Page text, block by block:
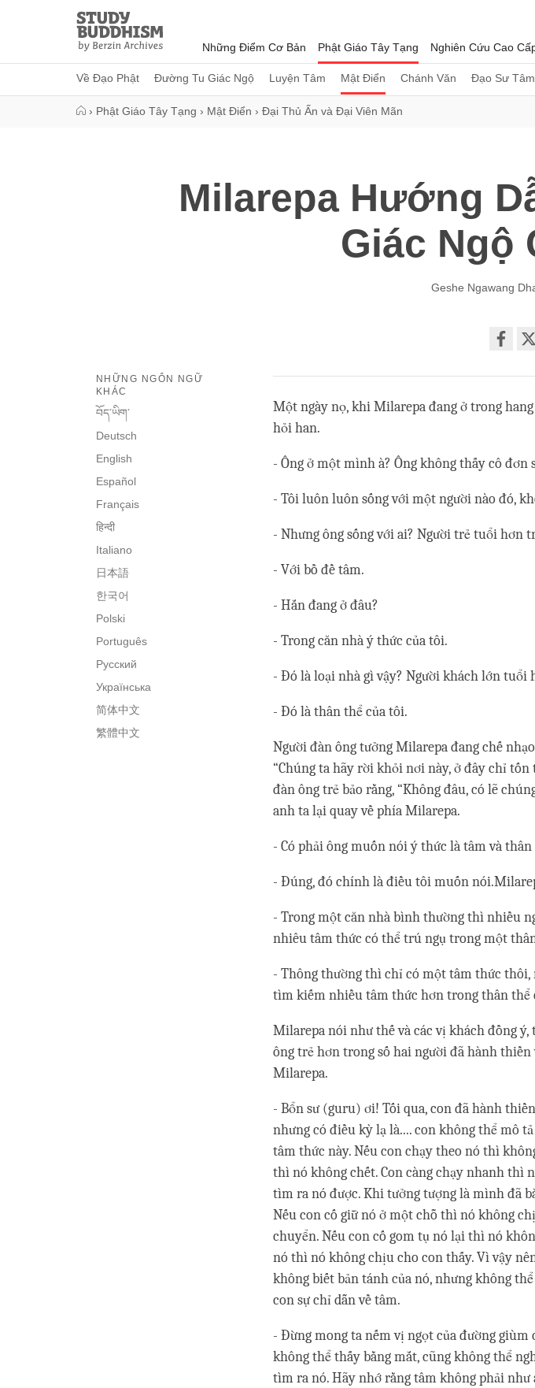
Study
Buddhism
Home
Những Điểm Cơ Bản Phật Giáo Tây Tạng
Về Đạo Phật Đường Tu Giác Ngộ Luyện Tâm Mật Điển Chánh Văn Đạo Sư
Nghiên Cứu Cao
› Phật Giáo Tây Tạng › Mật Điển › Đại Thủ Ấn và Đại Viên Mãn
Milarepa Hướng
Giác Ngộ
Geshe Ngawang
on
NHỮNG NGÔN NGỮ
KHÁC
བོད་ཡིག་
Deutsch
English
Español
Français
हिन्दी
Italiano
日本語
한국어
Polski
Português
Русский
Українська
简体中文
繁體中文
Một ngày nọ, khi Milarepa đang ở trong
hỏi han.
- Ông ở một mình à? Ông không thấy cô đơn
- Tôi luôn luôn sống với một người nào đó,
- Nhưng ông sống với ai? Người trẻ tuổi hơn
- Với bồ đề tâm.
- Hắn đang ở đâu?
- Trong căn nhà ý thức của tôi.
- Đó là loại nhà gì vậy? Người khách lớn tuổi
- Đó là thân thể của tôi.
Người đàn ông tưởng Milarepa đang chế
“Chúng ta hãy rời khỏi nơi này, ở đây chỉ
đàn ông trẻ bảo rằng, “Không đâu, có lẽ
anh ta lại quay về phía Milarepa.
- Có phải ông muốn nói ý thức là tâm và
- Đúng, đó chính là điều tôi muốn
- Trong một căn nhà bình thường thì nhiều
nhiêu tâm thức có thể trú ngụ trong một
- Thông thường thì chỉ có một tâm thức
tìm kiếm nhiều tâm thức hơn trong thân thể
Milarepa nói như thế và các vị khách đồng
ông trẻ hơn trong số hai người đã hành
Milarepa.
- Bổn sư (guru) ơi! Tối qua, con đã hành
nhưng có điều kỳ lạ là.... con không thể mô
tâm thức này. Nếu con chạy theo nó thì
thì nó không chết. Con càng chạy nhanh thì
tìm ra nó được. Khi tưởng tượng là mình đã
Nếu con cố giữ nó ở một chỗ thì nó không
chuyển. Nếu con cố gom tụ nó lại thì nó
nó thì nó không chịu cho con thấy. Vì vậy
không biết bản tánh của nó, nhưng không
con sự chỉ dẫn về tâm.
- Đừng mong ta nếm vị ngọt của đường
không thể thấy bằng mắt, cũng không thể
tìm ra nó. Hãy nhớ rằng tâm không phải